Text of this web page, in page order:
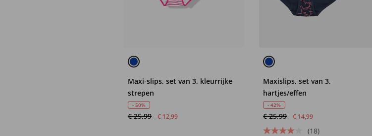
Maxi-slips, set van 3, kleurrijke
strepen
- 50%
€ 25,99 € 12,99
Maxislips, set van 3,
hartjes/effen
- 42%
€ 25,99 € 14,99
(18)